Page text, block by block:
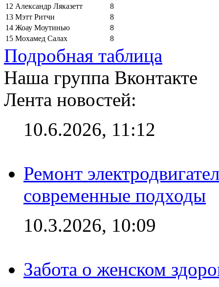
12 Александр Ляказетт
8
13 Мэтт Ритчи
8
14 Жоау Моутинью
8
15 Мохамед Салах 8
Подробная таблица
Наша группа Вконтакте
Лента новостей:
10.6.2026, 11:12
Ремонт
современные подходы
10.3.2026, 10:09
Забота о женском